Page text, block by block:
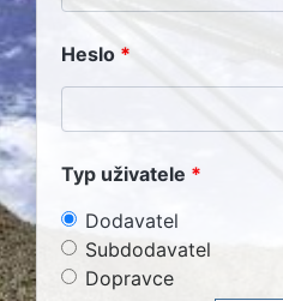
Heslo
Typ uživatele
Dodavatel
Subdodavatel
Dopravce